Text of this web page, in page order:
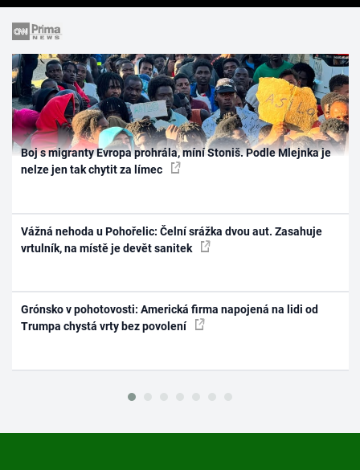
Boj s migranty Evropa prohrála, míní Stoniš. Podle Mlejnka je
nelze jen tak chytit za límec
Vážná nehoda u Pohořelic: Čelní srážka dvou aut. Zasahuje
vrtulník, na místě je devět sanitek
Grónsko v pohotovosti: Americká firma napojená na lidi od
Trumpa chystá vrty bez povolení